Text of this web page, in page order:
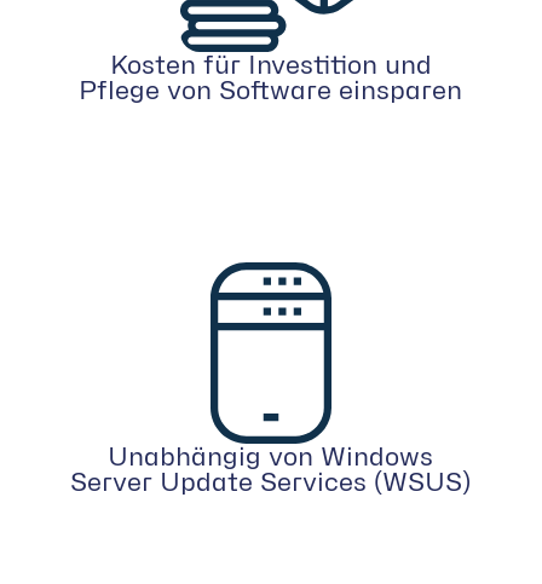
Kosten für Investition und
Pflege von Software einsparen
Unabhängig von Windows
Server Update Services (WSUS)